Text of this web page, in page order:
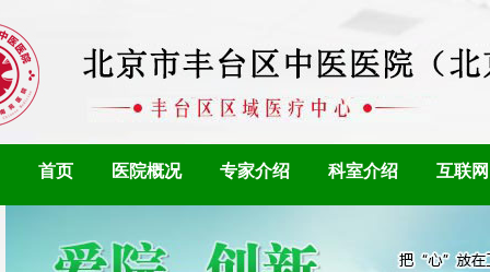
首页 医院概况 专家介绍 科室介绍 互联